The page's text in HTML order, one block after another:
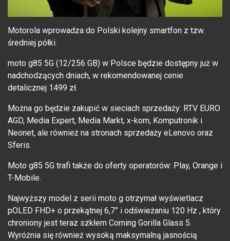
Motorola wprowadza do Polski kolejny smartfon z tzw.
średniej półki.
moto g85 5G (12/256 GB) w Polsce będzie dostępny już w
nadchodzących dniach, w rekomendowanej cenie
detalicznej 1499 zł.
Można go będzie zakupić w sieciach sprzedaży: RTV EURO
AGD, Media Expert, Media Markt, x-kom, Komputronik i
Neonet, ale również na stronach sprzedaży eLenovo oraz
Sferis.
Moto g85 5G trafi także do oferty operatorów: Play, Orange i
T-Mobile.
Najwyższy model z serii moto g otrzymał wyświetlacz
pOLED FHD+ o przekątnej 6,7” i odświeżaniu 120 Hz , który
chroniony jest teraz szkłem Corning Gorilla Glass 5.
Wyróżnia się również wysoką maksymalną jasnością